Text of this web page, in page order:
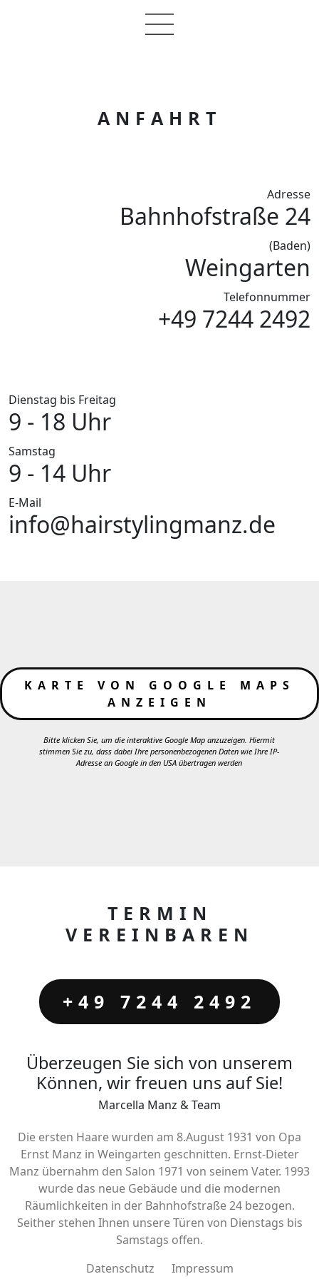
ANFAHRT
Adresse
Bahnhofstraße 24
(Baden)
Weingarten
Telefonnummer
+49 7244 2492
Dienstag bis Freitag
9 - 18 Uhr
Samstag
9 - 14 Uhr
E-Mail
info@hairstylingmanz.de
KARTE VON GOOGLE MAPS
ANZEIGEN
Bitte klicken Sie, um die interaktive Google Map anzuzeigen. Hiermit
stimmen Sie zu, dass dabei Ihre personenbezogenen Daten wie Ihre IP-
Adresse an Google in den USA übertragen werden
TERMIN
VEREINBAREN
+49 7244 2492
Überzeugen Sie sich von unserem
Können, wir freuen uns auf Sie!
Marcella Manz & Team
Die ersten Haare wurden am 8.August 1931 von Opa
Ernst Manz in Weingarten geschnitten. Ernst-Dieter
Manz übernahm den Salon 1971 von seinem Vater. 1993
wurde das neue Gebäude und die modernen
Räumlichkeiten in der Bahnhofstraße 24 bezogen.
Seither stehen Ihnen unsere Türen von Dienstags bis
Samstags offen.
Datenschutz
Impressum